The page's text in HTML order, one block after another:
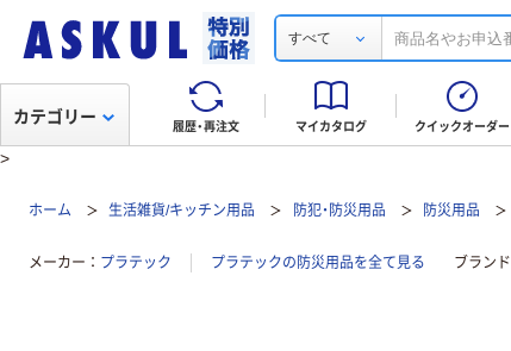
すべて
履歴・再注文 マイカタログ クイックオーダー
カテゴリー
>
ホーム 生活雑貨/キッチン用品 防犯・防災用品 防災用品
メーカー プラテック プラテックの防災用品を全て見る ブランド